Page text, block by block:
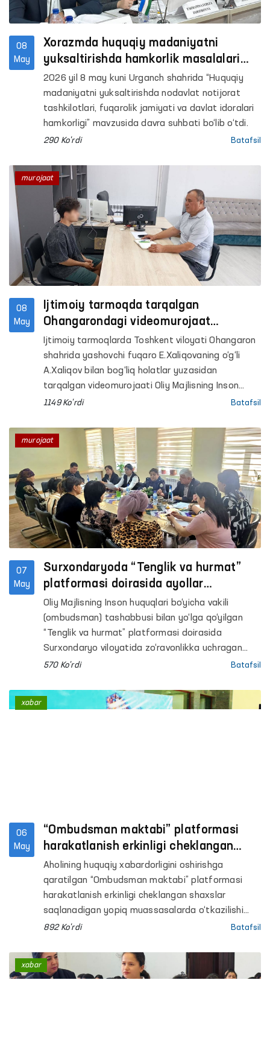
08
May
Xorazmda huquqiy madaniyatni
yuksaltirishda hamkorlik masalalari
muhokama qilindi
2026 yil 8 may kuni Urganch shahrida “Huquqiy
madaniyatni yuksaltirishda nodavlat notijorat
tashkilotlari, fuqarolik jamiyati va davlat idoralari
hamkorligi” mavzusida davra suhbati bo‘lib o‘tdi.
290 Ko'rdi Batafsil
08
May
Ijtimoiy tarmoqda tarqalgan
Ohangarondagi videomurojaat
yuzasidan
Ijtimoiy tarmoqlarda Toshkent viloyati Ohangaron
shahrida yashovchi fuqaro E.Xaliqovaning o‘g‘li
A.Xaliqov bilan bog‘liq holatlar yuzasidan
tarqalgan videomurojaati Oliy Majlisning Inson
huquqlari bo‘yicha vakili (ombudsman) tomonidan
1149 Ko'rdi Batafsil
murojaat
07
May
Surxondaryoda “Tenglik va hurmat”
platformasi doirasida ayollar
murojaatlari hal etildi
Oliy Majlisning Inson huquqlari bo‘yicha vakili
(ombudsman) tashabbusi bilan yo‘lga qo‘yilgan
“Tenglik va hurmat” platformasi doirasida
Surxondaryo viloyatida zo‘ravonlikka uchragan
ayollar bilan muloqot qilindi.
570 Ko'rdi Batafsil
murojaat
06
May
“Ombudsman maktabi” platformasi
harakatlanish erkinligi cheklangan
shaxslar saqlanadigan yopiq
muassasalarda davom etmoqda
Aholining huquqiy xabardorligini oshirishga
qaratilgan “Ombudsman maktabi” platformasi
harakatlanish erkinligi cheklangan shaxslar
saqlanadigan yopiq muassasalarda o‘tkazilishi
davom etmoqda.
892 Ko'rdi Batafsil
xabar
xabar